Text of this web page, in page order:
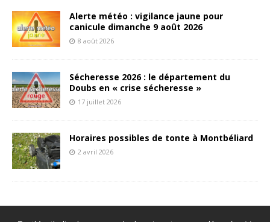
Alerte météo : vigilance jaune pour
canicule dimanche 9 août 2026
8 août 2026
Sécheresse 2026 : le département du
Doubs en « crise sécheresse »
17 juillet 2026
Horaires possibles de tonte à Montbéliard
2 avril 2026